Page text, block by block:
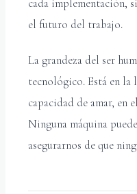
cada implementación,
el futuro del trabajo.
La grandeza del ser
tecnológico. Está en la
capacidad de amar, en
Ninguna máquina
asegurarnos de que